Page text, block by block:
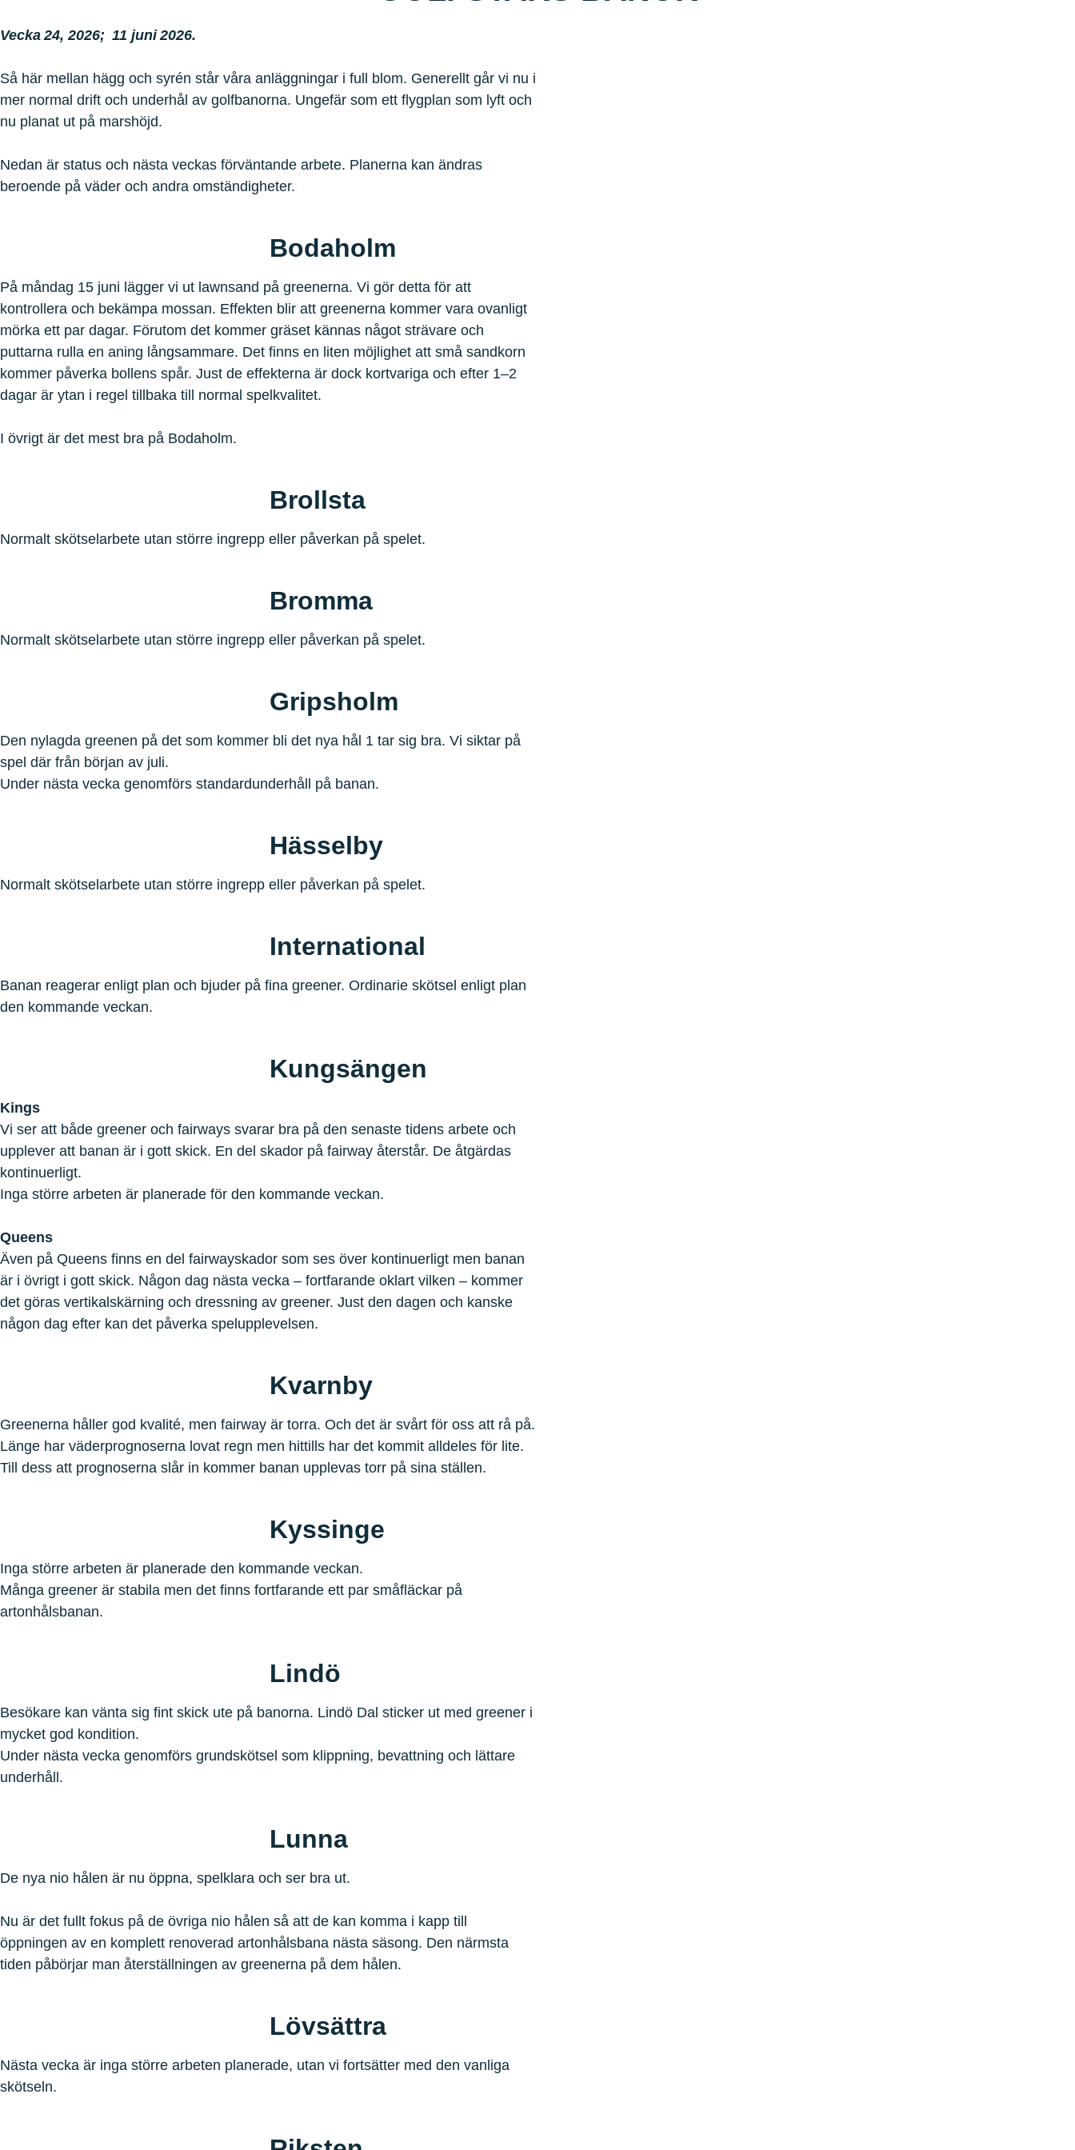
Vecka 24, 2026; 11 juni 2026.
Så här mellan hägg och syrén står våra anläggningar i full blom. Generellt går vi nu i
mer normal drift och underhål av golfbanorna. Ungefär som ett flygplan som lyft och
nu planat ut på marshöjd.
Nedan är status och nästa veckas förväntande arbete. Planerna kan ändras
beroende på väder och andra omständigheter.
Bodaholm
På måndag 15 juni lägger vi ut lawnsand på greenerna. Vi gör detta för att
kontrollera och bekämpa mossan. Effekten blir att greenerna kommer vara ovanligt
mörka ett par dagar. Förutom det kommer gräset kännas något strävare och
puttarna rulla en aning långsammare. Det finns en liten möjlighet att små sandkorn
kommer påverka bollens spår. Just de effekterna är dock kortvariga och efter 1–2
dagar är ytan i regel tillbaka till normal spelkvalitet.
I övrigt är det mest bra på Bodaholm.
Brollsta
Normalt skötselarbete utan större ingrepp eller påverkan på spelet.
Bromma
Normalt skötselarbete utan större ingrepp eller påverkan på spelet.
Gripsholm
Den nylagda greenen på det som kommer bli det nya hål 1 tar sig bra. Vi siktar på
spel där från början av juli.
Under nästa vecka genomförs standardunderhåll på banan.
Hässelby
Normalt skötselarbete utan större ingrepp eller påverkan på spelet.
International
Banan reagerar enligt plan och bjuder på fina greener. Ordinarie skötsel enligt plan
den kommande veckan.
Kungsängen
Kings
Vi ser att både greener och fairways svarar bra på den senaste tidens arbete och
upplever att banan är i gott skick. En del skador på fairway återstår. De åtgärdas
kontinuerligt.
Inga större arbeten är planerade för den kommande veckan.
Queens
Även på Queens finns en del fairwayskador som ses över kontinuerligt men banan
är i övrigt i gott skick. Någon dag nästa vecka – fortfarande oklart vilken – kommer
det göras vertikalskärning och dressning av greener. Just den dagen och kanske
någon dag efter kan det påverka spelupplevelsen.
Kvarnby
Greenerna håller god kvalité, men fairway är torra. Och det är svårt för oss att rå på.
Länge har väderprognoserna lovat regn men hittills har det kommit alldeles för lite.
Till dess att prognoserna slår in kommer banan upplevas torr på sina ställen.
Kyssinge
Inga större arbeten är planerade den kommande veckan.
Många greener är stabila men det finns fortfarande ett par småfläckar på
artonhålsbanan.
Lindö
Besökare kan vänta sig fint skick ute på banorna. Lindö Dal sticker ut med greener i
mycket god kondition.
Under nästa vecka genomförs grundskötsel som klippning, bevattning och lättare
underhåll.
Lunna
De nya nio hålen är nu öppna, spelklara och ser bra ut.
Nu är det fullt fokus på de övriga nio hålen så att de kan komma i kapp till
öppningen av en komplett renoverad artonhålsbana nästa säsong. Den närmsta
tiden påbörjar man återställningen av greenerna på dem hålen.
Lövsättra
Nästa vecka är inga större arbeten planerade, utan vi fortsätter med den vanliga
skötseln.